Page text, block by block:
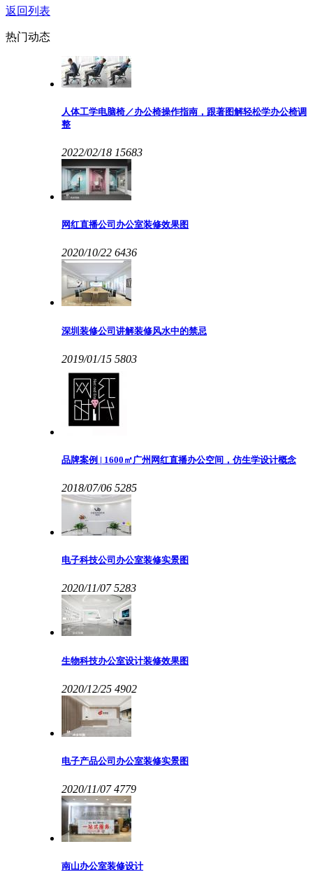
返回列表
热门动态
人体工学电脑椅／办公椅操作指南，跟著图解轻松学办公椅调
整
2022/02/18 15683
网红直播公司办公室装修效果图
2020/10/22 6436
深圳装修公司讲解装修风水中的禁忌
2019/01/15 5803
品牌案例 | 1600㎡广州网红直播办公空间，仿生学设计概念
2018/07/06 5285
电子科技公司办公室装修实景图
2020/11/07 5283
生物科技办公室设计装修效果图
2020/12/25 4902
电子产品公司办公室装修实景图
2020/11/07 4779
南山办公室装修设计